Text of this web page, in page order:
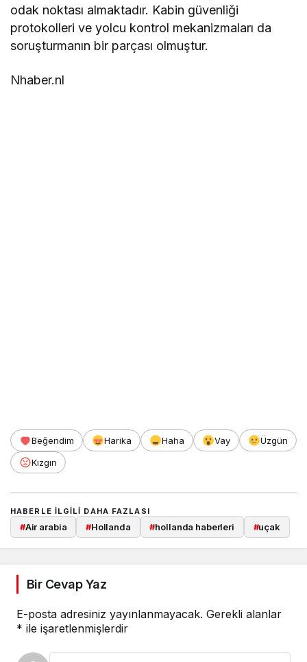
odak noktası almaktadır. Kabin güvenliği
protokolleri ve yolcu kontrol mekanizmaları da
soruşturmanın bir parçası olmuştur.
Nhaber.nl
Beğendim Harika Haha Vay
Üzgün
Kızgın
HABERLE ILGILI DAHA FAZLASI
#Air arabia #Hollanda #hollanda haberleri #uçak
Bir Cevap Yaz
E-posta adresiniz yayınlanmayacak. Gerekli alanlar
* ile işaretlenmişlerdir